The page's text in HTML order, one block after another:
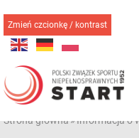
do
treści
Zmień czcionkę / kontrast
Strona główna»Informacja o